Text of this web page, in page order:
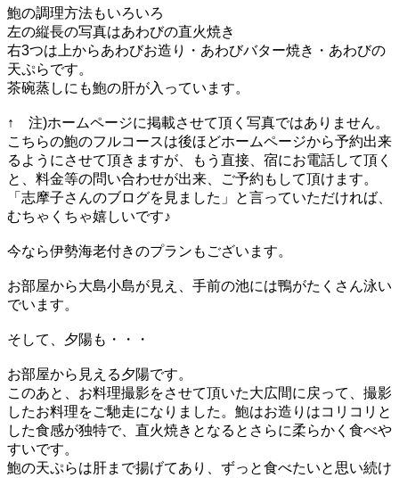
鮑の調理方法もいろいろ
左の縦長の写真はあわびの直火焼き
右3つは上からあわびお造り・あわびバター焼き・あわびの
天ぷらです。
茶碗蒸しにも鮑の肝が入っています。
↑ 注)ホームページに掲載させて頂く写真ではありません。
こちらの鮑のフルコースは後ほどホームページから予約出来
るようにさせて頂きますが、もう直接、宿にお電話して頂く
と、料金等の問い合わせが出来、ご予約もして頂けます。
「志摩子さんのブログを見ました」と言っていただければ、
むちゃくちゃ嬉しいです♪
今なら伊勢海老付きのプランもございます。
お部屋から大島小島が見え、手前の池には鴨がたくさん泳い
でいます。
そして、夕陽も・・・
お部屋から見える夕陽です。
このあと、お料理撮影をさせて頂いた大広間に戻って、撮影
したお料理をご馳走になりました。鮑はお造りはコリコリと
した食感が独特で、直火焼きとなるとさらに柔らかく食べや
すいです。
鮑の天ぷらは肝まで揚げてあり、ずっと食べたいと思い続け